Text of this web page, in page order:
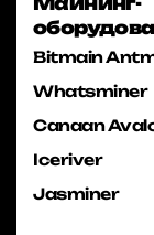
Bitmain
Whatsminer
Canaan
Iceriver
Jasminer